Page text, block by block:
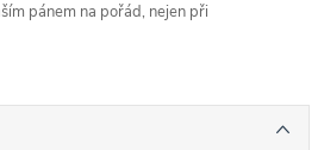
pánem na pořád, nejen při